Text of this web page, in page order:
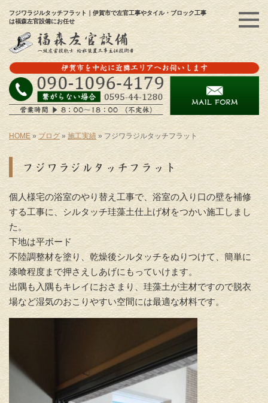
フジワラジルタッチフラット｜伊賀市で左官工事やタイル・ブロック工事
は福森左官設備にお任せ
HOME» ブログ » 施工実績 »フジワラジルタッチフラット
フジワラジルタッチフラット
個人様宅の浴室のやり替え工事で、浴室の入り口の壁を補修
する工事に、シルタッチ珪藻土仕上げ材をつかい施工しまし
た。
下地は平ボード
不陸調整材を塗り、乾燥後シルタッチをぬりつけて、簡単に
漆喰程度まで押さえしあげにもっていけます。
出隅も入隅もキレイにおさまり、珪藻土が主材ですので脱衣
場など湿気のおこりやすい空間には最適な材料です。